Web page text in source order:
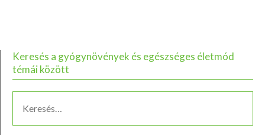
Keresés a gyógynövények és egészséges életmód
témái között